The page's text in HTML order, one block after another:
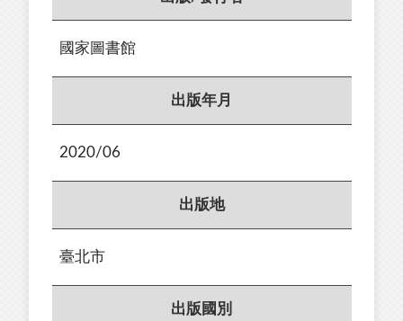
國家圖書館
出版年月
2020/06
出版地
臺北市
出版國別